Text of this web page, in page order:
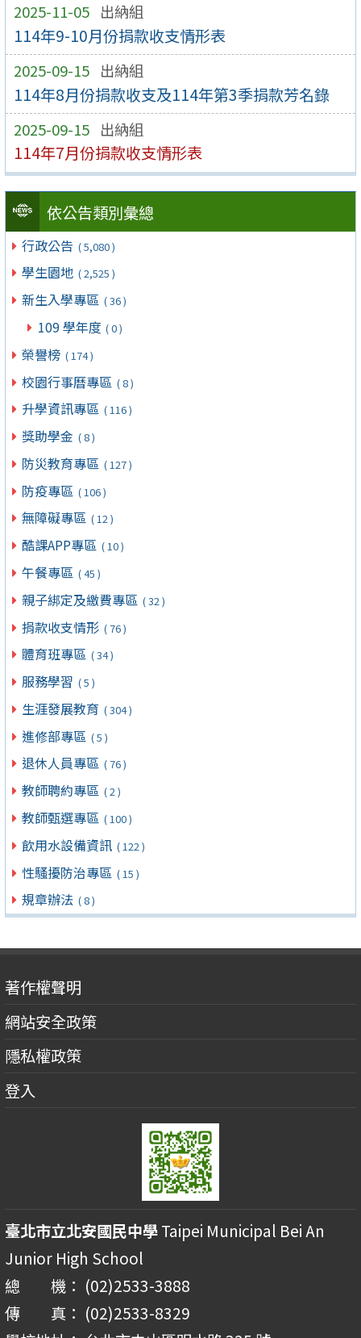
2025-11-05 出納組
114年9-10月份捐款收支情形表
2025-09-15 出納組
114年8月份捐款收支及114年第3季捐款芳名錄
2025-09-15 出納組
114年7月份捐款收支情形表
依公告類別彙總
行政公告 ( 5,080 )
學生園地 ( 2,525 )
新生入學專區 ( 36 )
109 學年度 ( 0 )
榮譽榜 ( 174 )
校園行事曆專區 ( 8 )
升學資訊專區 ( 116 )
獎助學金 ( 8 )
防災教育專區 ( 127 )
防疫專區 ( 106 )
無障礙專區 ( 12 )
酷課APP專區 ( 10 )
午餐專區 ( 45 )
親子綁定及繳費專區 ( 32 )
捐款收支情形 ( 76 )
體育班專區 ( 34 )
服務學習 ( 5 )
生涯發展教育 ( 304 )
進修部專區 ( 5 )
退休人員專區 ( 76 )
教師聘約專區 ( 2 )
教師甄選專區 ( 100 )
飲用水設備資訊 ( 122 )
性騷擾防治專區 ( 15 )
規章辦法 ( 8 )
著作權聲明
網站安全政策
隱私權政策
登入
臺北市立北安國民中學Taipei Municipal Bei An
Junior High School
總 機： (02)2533-3888
傳 真： (02)2533-8329